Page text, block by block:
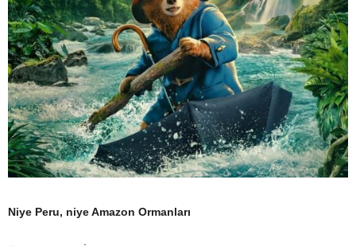
Niye Peru, niye Amazon Ormanları